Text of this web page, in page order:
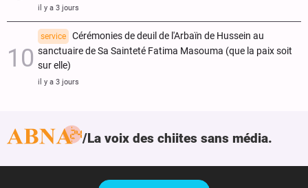
il y a 3 jours
service
Cérémonies de deuil de l'Arbaïn de Hussein au
sanctuaire de Sa Sainteté Fatima Masouma (que la paix soit
sur elle)
il y a 3 jours
La voix des chiites sans média.